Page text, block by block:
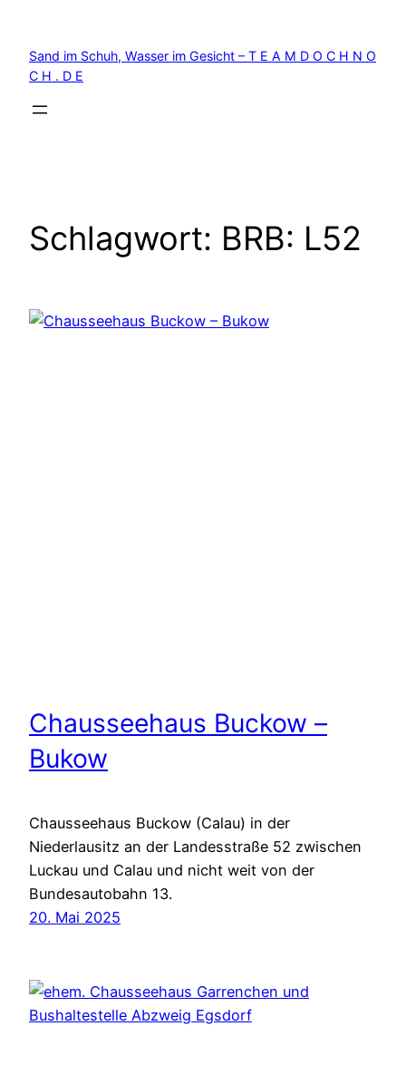
springen
Sand im Schuh, Wasser im Gesicht – T E A M D O C H N O
C H . D E
Schlagwort: BRB: L52
Chausseehaus Buckow –
Bukow
Chausseehaus Buckow (Calau) in der
Niederlausitz an der Landesstraße 52 zwischen
Luckau und Calau und nicht weit von der
Bundesautobahn 13.
20. Mai 2025